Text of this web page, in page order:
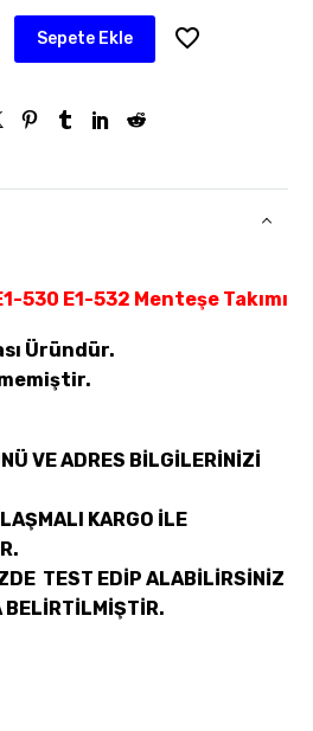
Sepete Ekle
530 E1-532 Menteşe Takımı
Üründür.
VE ADRES BİLGİLERİNİZİ
KARGO İLE
TEST EDİP ALABİLİRSİNİZ
BELİRTİLMİŞTİR.